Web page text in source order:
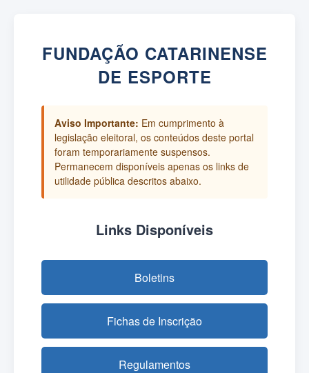
FUNDAÇÃO CATARINENSE
DE ESPORTE
Aviso Importante: Em cumprimento à
legislação eleitoral, os conteúdos deste portal
foram temporariamente suspensos.
Permanecem disponíveis apenas os links de
utilidade pública descritos abaixo.
Links Disponíveis
Boletins
Fichas de Inscrição
Regulamentos